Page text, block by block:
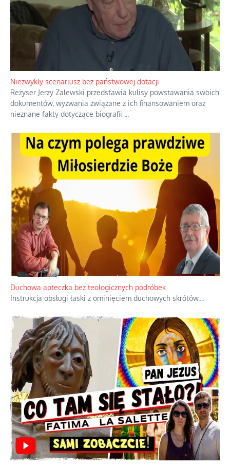
Niezwykły scenariusz bez państwowej dotacji
Reżyser Jerzy Zalewski przedstawia kulisy powstawania swoich
dokumentów, wyzwania związane z ich finansowaniem oraz
nieznane fakty dotyczące biografii
Duchowa apteczka bez teologicznych podróbek
Instrukcja obsługi łaski z ominięciem duchowych skrótów.